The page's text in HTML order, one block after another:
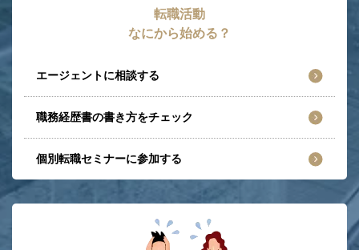
転職活動
なにから始める？
エージェントに相談する
職務経歴書の書き方をチェック
個別転職セミナーに参加する